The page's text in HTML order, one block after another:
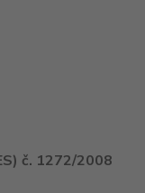
č. 1272/2008